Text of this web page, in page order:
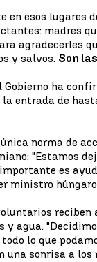
en esos lugares
madres
agradecerles
y salvos. Son
Gobierno ha
la entrada de
norma de
"Estamos
es
ministro
reciben
y agua.
lo que
una sonrisa a los